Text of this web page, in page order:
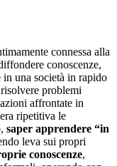
connessa alla
conoscenze,
una società in rapido
problemi
affrontate in
ripetitiva le
saper apprendere “in
leva sui propri
conoscenze,